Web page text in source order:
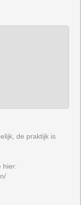
de praktijk is
hier: